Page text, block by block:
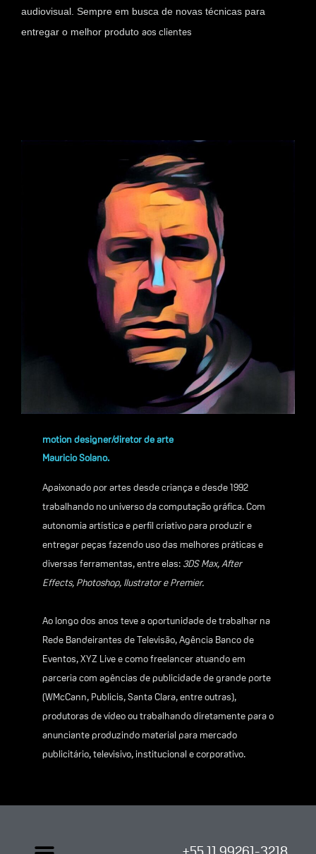
audiovisual. Sempre em busca de novas técnicas para
entregar o melhor produto aos clientes
motion designer/diretor de arte
Mauricio Solano.
Apaixonado por artes desde criança e desde 1992
trabalhando no universo da computação gráfica. Com
autonomia artística e perfil criativo para produzir e
entregar peças fazendo uso das melhores práticas e
diversas ferramentas, entre elas: 3DS Max, After
Effects, Photoshop, Ilustrator e Premier.
Ao longo dos anos teve a oportunidade de trabalhar na
Rede Bandeirantes de Televisão, Agência Banco de
Eventos, XYZ Live e como freelancer atuando em
parceria com agências de publicidade de grande porte
(WMcCann, Publicis, Santa Clara, entre outras),
produtoras de vídeo ou trabalhando diretamente para o
anunciante produzindo material para mercado
publicitário, televisivo, institucional e corporativo.
Menu